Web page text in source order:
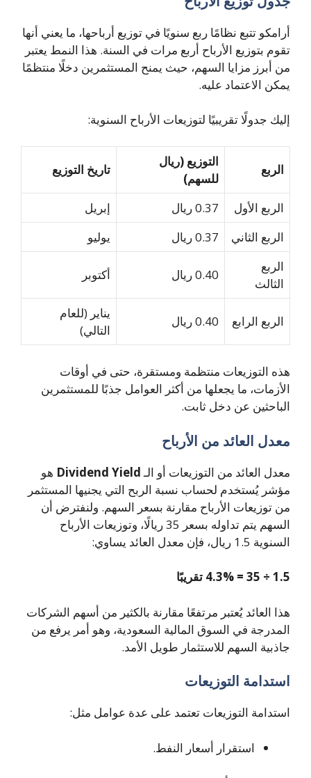
أرامكو تتبع نظامًا ربع سنويًا في توزيع أرباحها، ما يعني أنها
تقوم بتوزيع الأرباح أربع مرات في السنة. هذا النمط يعتبر
من أبرز مزايا السهم، حيث يمنح المستثمرين دخلًا منتظمًا
يمكن الاعتماد عليه.
إليك جدولًا تقريبيًا لتوزيعات الأرباح السنوية:
الربع
التوزيع (ريال
للسهم)
تاريخ التوزيع
الربع الأول 0.37 ريال
إبريل
الربع الثاني
0.37 ريال
يوليو
الربع
الثالث
0.40 ريال أكتوبر
الربع الرابع 0.40 ريال
يناير (للعام
التالي)
هذه التوزيعات منتظمة ومستقرة، حتى في أوقات
الأزمات، ما يجعلها من أكثر العوامل جذبًا للمستثمرين
الباحثين عن دخل ثابت.
معدل العائد من الأرباح
معدل العائد من التوزيعات أو الـ Dividend Yield هو
مؤشر يُستخدم لحساب نسبة الربح التي يجنيها المستثمر
من توزيعات الأرباح مقارنة بسعر السهم. ولنفترض أن
السهم يتم تداوله بسعر 35 ريالًا، وتوزيعات الأرباح
السنوية 1.5 ريال، فإن معدل العائد يساوي:
1.5 ÷ 35 = 4.3% تقريبًا
هذا العائد يُعتبر مرتفعًا مقارنة بالكثير من أسهم الشركات
المدرجة في السوق المالية السعودية، وهو أمر يرفع من
جاذبية السهم للاستثمار طويل الأمد.
استدامة التوزيعات
استدامة التوزيعات تعتمد على عدة عوامل مثل:
استقرار أسعار النفط.